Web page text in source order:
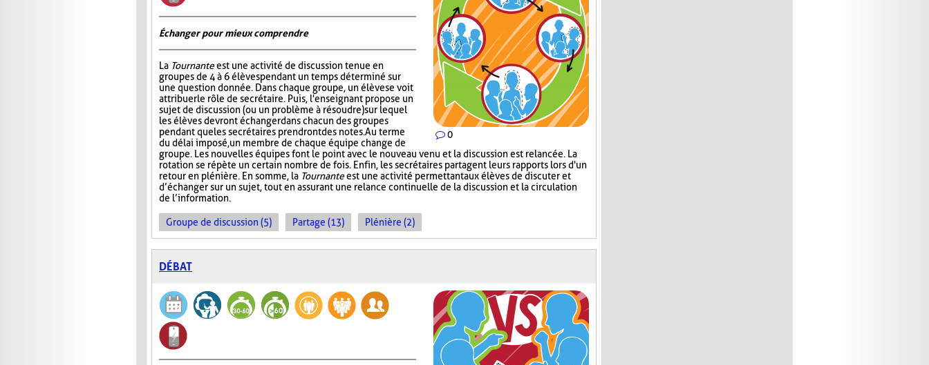
0
Échanger pour mieux comprendre
La Tournanteest une activité de discussion tenue en
groupes de 4 à 6 élèves pendant un temps déterminé sur
une question donnée. Dans chaque groupe, un élève se voit
attribuer le rôle de secrétaire. Puis, l'enseignant propose un
sujet de discussion (ou un problème à résoudre) sur lequel
les élèves devront échanger dans chacun des groupes
pendant que les secrétaires prendront des notes. Au terme
du délai imposé, un membre de chaque équipe change de
groupe. Les nouvelles équipes font le point avec le nouveau venu et la discussion est relancée. La
rotation se répète un certain nombre de fois. Enfin, les secrétaires partagent leurs rapports lors d'un
retour en plénière. En somme, la Tournanteest une activité permettant aux élèves de discuter et
d’échanger sur un sujet, tout en assurant une relance continuelle de la discussion et la circulation
de l’information.
Groupe de discussion (5) Partage (13) Plénière (2)
DÉBAT